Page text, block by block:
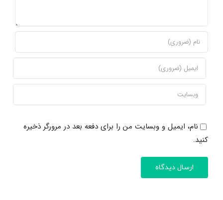
نام، ایمیل و وبسایت من را برای دفعه بعد در مرورگر ذخیره
کنید.